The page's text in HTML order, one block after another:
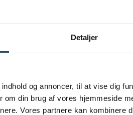
Detaljer
og annoncer, til at vise dig
din brug af vores hjemmeside
Vores partnere kan kombinere
gule og orange lande,
omfattet af et krav